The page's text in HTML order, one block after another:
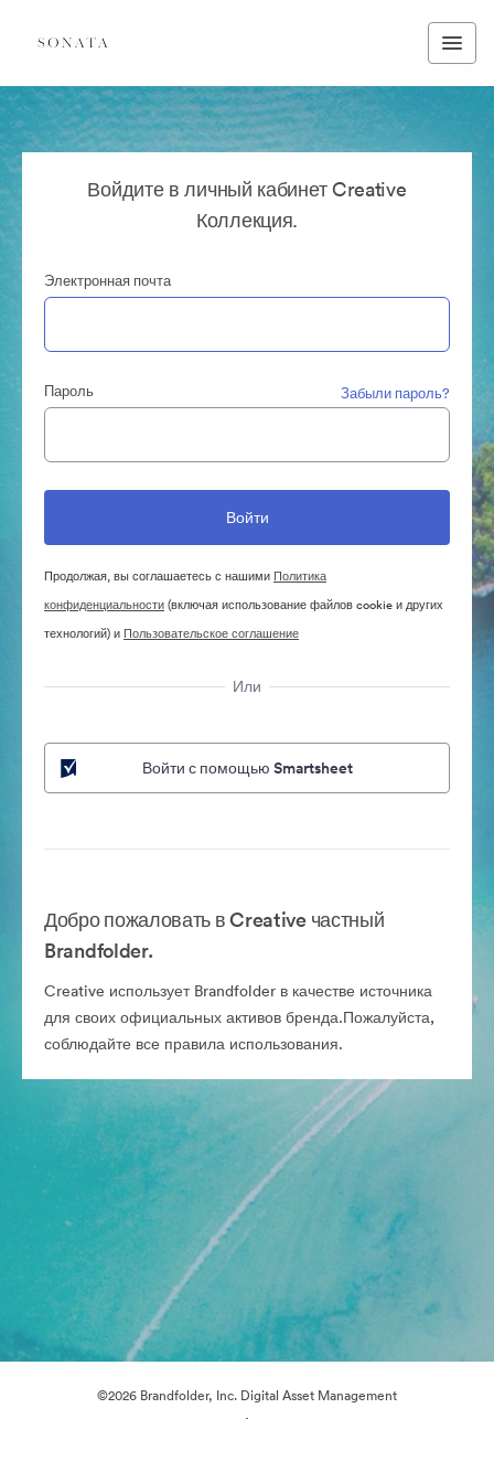
Войдите в личный кабинет Creative
Коллекция.
Электронная почта
Пароль Забыли пароль?
Продолжая, вы соглашаетесь с нашими Политика
конфиденциальности(включая использование файлов cookie и других
технологий) и Пользовательское соглашение
Или
Войти с помощью Smartsheet
Добро пожаловать в Creative частный
Brandfolder.
Creative использует Brandfolder в качестве источника
для своих официальных активов бренда.Пожалуйста,
соблюдайте все правила использования.
©2026 Brandfolder, Inc. Digital Asset Management
·